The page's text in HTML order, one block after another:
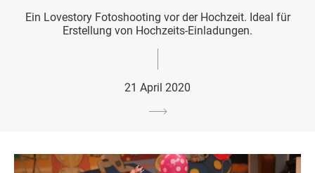
Ein Lovestory Fotoshooting vor der Hochzeit. Ideal für
Erstellung von Hochzeits-Einladungen.
21 April 2020